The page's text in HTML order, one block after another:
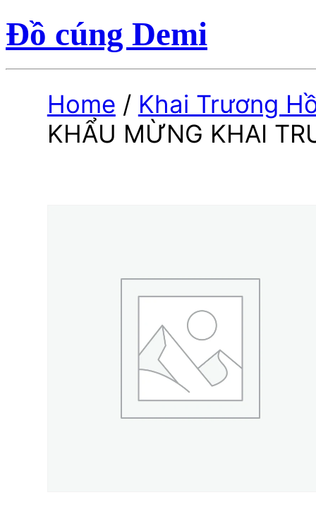
Đồ cúng Demi
Home / Khai Trương
KHẨU MỪNG KHAI